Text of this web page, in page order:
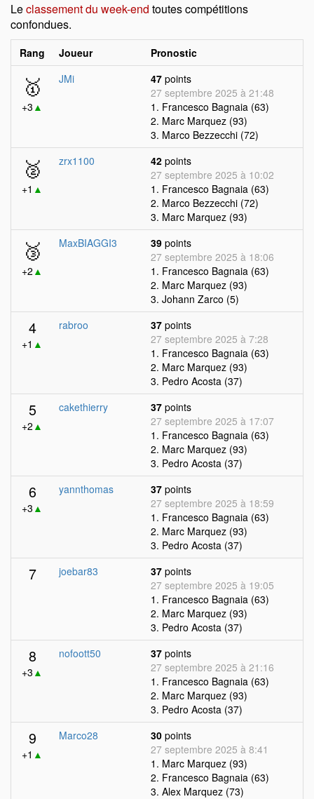
Leclassement du week-end toutes compétitions
confondues.
Rang Joueur Pronostic
🥇
+3 ▲
JMi 47 points
27 septembre 2025 à 21:48
1. Francesco Bagnaia (63)
2. Marc Marquez (93)
3. Marco Bezzecchi (72)
🥈
+1 ▲
zrx1100 42 points
27 septembre 2025 à 10:02
1. Francesco Bagnaia (63)
2. Marco Bezzecchi (72)
3. Marc Marquez (93)
🥉
+2 ▲
MaxBIAGGI3 39 points
27 septembre 2025 à 18:06
1. Francesco Bagnaia (63)
2. Marc Marquez (93)
3. Johann Zarco (5)
4
+1 ▲
rabroo 37 points
27 septembre 2025 à 7:28
1. Francesco Bagnaia (63)
2. Marc Marquez (93)
3. Pedro Acosta (37)
5
+2 ▲
cakethierry 37 points
27 septembre 2025 à 17:07
1. Francesco Bagnaia (63)
2. Marc Marquez (93)
3. Pedro Acosta (37)
6
+3 ▲
yannthomas 37 points
27 septembre 2025 à 18:59
1. Francesco Bagnaia (63)
2. Marc Marquez (93)
3. Pedro Acosta (37)
7 joebar83 37 points
27 septembre 2025 à 19:05
1. Francesco Bagnaia (63)
2. Marc Marquez (93)
3. Pedro Acosta (37)
8
+3 ▲
nofoott50 37 points
27 septembre 2025 à 21:16
1. Francesco Bagnaia (63)
2. Marc Marquez (93)
3. Pedro Acosta (37)
9
+1 ▲
Marco28 30 points
27 septembre 2025 à 8:41
1. Marc Marquez (93)
2. Francesco Bagnaia (63)
3. Alex Marquez (73)